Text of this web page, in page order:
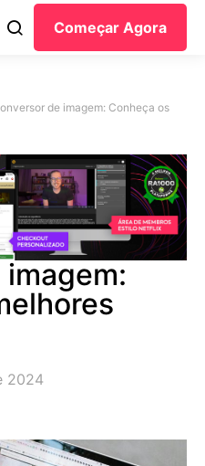
Começar Agora
de imagem: Conheça os
2024